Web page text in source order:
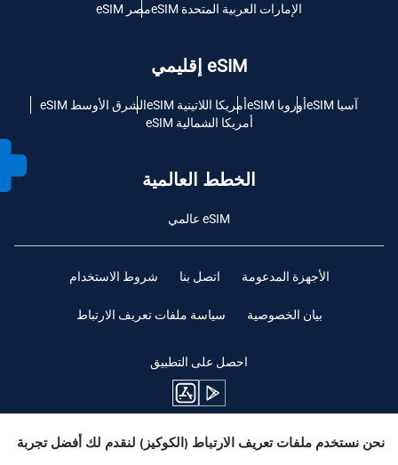
الإمارات العربية المتحدة eSIM
مصر eSIM
eSIM إقليمي
آسيا eSIM أوروبا eSIM أمريكا اللاتينية eSIM
الشرق الأوسط eSIM
أمريكا الشمالية eSIM
الخطط العالمية
eSIM عالمي
الأجهزة المدعومة اتصل بنا شروط الاستخدام
بيان الخصوصية سياسة ملفات تعريف الارتباط
احصل على التطبيق
ابقوا متابعين
نحن نستخدم ملفات تعريف الارتباط (الكوكيز) لنقدم لك أفضل تجربة